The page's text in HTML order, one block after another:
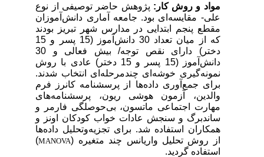
مواد و روش کار:پژوهش حاضر توصیفی از نوع
علی- مقایسه‌ای بود. جامعه آماری دانش‌آموزان
مقطع پنجم ابتدایی در مدارس شهر تبریز بودند
که از میان تعداد 30 دانش‌آموز (15 پسر و 15
دختر) دارای نقص توجه/ بیش فعالی و 30
دانش‌آموز (15 پسر و 15 دختر) عادی با روش
نمونه‌گیری خوشه‌ای چندمرحله‌ای انتخاب شدند.
برای جمع‌آوری داده‌ها از پرسشنامه کانرز فرم
والدین، آزمون هوشی ریون، پرسشنامه‌های
مهارت اجتماعی ماتسون، بی‌حوصلگی فارمر و
ساندبرگ و سنجش عادات خواب کودکان اونز و
همکاران استفاده شد. برای تجزیه‌وتحلیل داده‌ها
از روش تحلیل واریانس چند متغیره (MANOVA
)
استفاده گردید.